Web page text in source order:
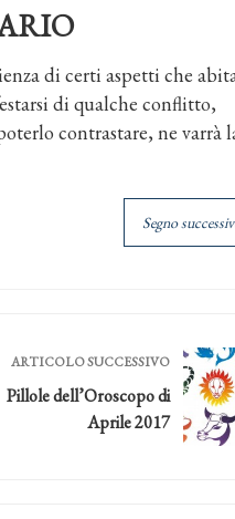
di certi aspetti che
di qualche conflitto,
contrastare, ne varrà
Segno
ARTICOLO SUCCESSIVO
Pillole dell’Oroscopo di
Aprile 2017